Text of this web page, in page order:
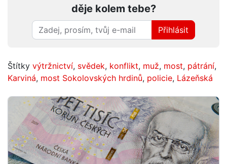
děje kolem tebe?
Přihlásit
Štítky výtržnictví, svědek, konflikt, muž, most, pátrání,
Karviná, most Sokolovských hrdinů, policie, Lázeňská